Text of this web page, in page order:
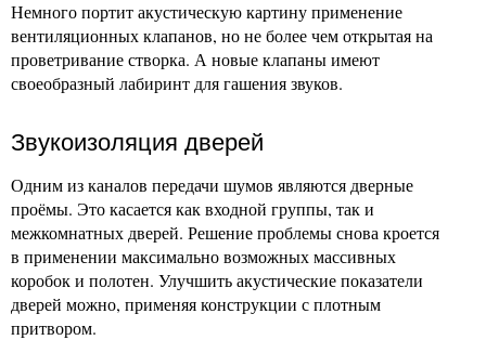
Немного портит акустическую картину применение
вентиляционных клапанов, но не более чем открытая на
проветривание створка. А новые клапаны имеют
своеобразный лабиринт для гашения звуков.
Звукоизоляция дверей
Одним из каналов передачи шумов являются дверные
проёмы. Это касается как входной группы, так и
межкомнатных дверей. Решение проблемы снова кроется
в применении максимально возможных массивных
коробок и полотен. Улучшить акустические показатели
дверей можно, применяя конструкции с плотным
притвором.